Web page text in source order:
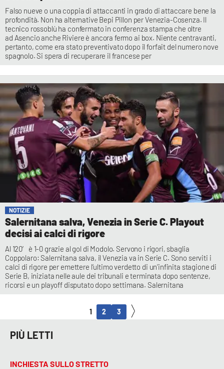
Falso nueve o una coppia di attaccanti in grado di attaccare bene la
profondità. Non ha alternative Bepi Pillon per Venezia-Cosenza. Il
tecnico rossoblù ha confermato in conferenza stampa che oltre
ad Asencio anche Riviere è ancora fermo ai box. Niente centravanti,
pertanto, come era stato preventivato dopo il forfait del numero nove
spagnolo. Si spera di recuperare il francese per
NOTIZIE
Salernitana salva, Venezia in Serie C. Playout
decisi ai calci di rigore
Al 120′ è 1-0 grazie al gol di Modolo. Servono i rigori, sbaglia
Coppolaro: Salernitana salva, il Venezia va in Serie C. Sono serviti i
calci di rigore per emettere l’ultimo verdetto di un’infinita stagione di
Serie B, iniziata nelle aule dei tribunali e terminata dopo sentenze,
ricorsi e un playoff disputato dopo settimana. Salernitana
1 2 3
PIÙ LETTI
INCHIESTA SULLO STRETTO